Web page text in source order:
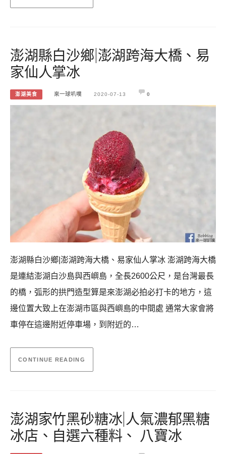
澎湖縣白沙鄉|澎湖跨海大橋、易
家仙人掌冰
澎湖美食 來一球叭噗 2020-07-13 0
澎湖縣白沙鄉|澎湖跨海大橋、易家仙人掌冰 澎湖跨海大橋
是連結澎湖白沙島與西嶼島，全長2600公尺，是台灣最長
的橋，弧形的拱門造型算是來澎湖必拍必打卡的地方，這
邊位置大致上在澎湖市區與西嶼島的中間處 通常大家會將
車停在這邊附近停車場，到附近的…
CONTINUE READING
澎湖家竹黑砂糖冰|人氣濃郁黑糖
冰店、自選六種料、 八寶冰